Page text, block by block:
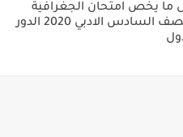
ما يخص امتحان الجغرافية
للصف السادس الادبي 2020 الدور